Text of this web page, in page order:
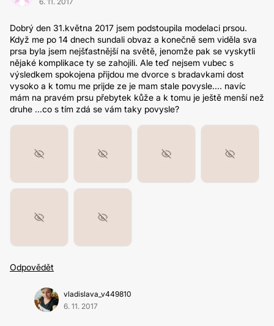
Dobrý den 31.května 2017 jsem podstoupila modelaci prsou.
Když me po 14 dnech sundali obvaz a konečně sem viděla sva
prsa byla jsem nejšťastnější na světě, jenomže pak se vyskytli
nějaké komplikace ty se zahojili. Ale teď nejsem vubec s
výsledkem spokojena přijdou me dvorce s bradavkami dost
vysoko a k tomu me prijde ze je mam stale povysle.... navíc
mám na pravém prsu přebytek kůže a k tomu je ještě menší než
druhe ...co s tím zdá se vám taky povysle?
Odpovědět
vladislava_v449810
6. 11. 2017